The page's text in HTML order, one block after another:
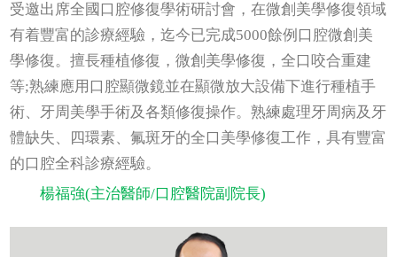
受邀出席全國口腔修復學術研討會，在微創美學修復領域
有着豐富的診療經驗，迄今已完成5000餘例口腔微創美
學修復。擅長種植修復，微創美學修復，全口咬合重建
等;熟練應用口腔顯微鏡並在顯微放大設備下進行種植手
術、牙周美學手術及各類修復操作。熟練處理牙周病及牙
體缺失、四環素、氟斑牙的全口美學修復工作，具有豐富
的口腔全科診療經驗。
楊福強(主治醫師/口腔醫院副院長)